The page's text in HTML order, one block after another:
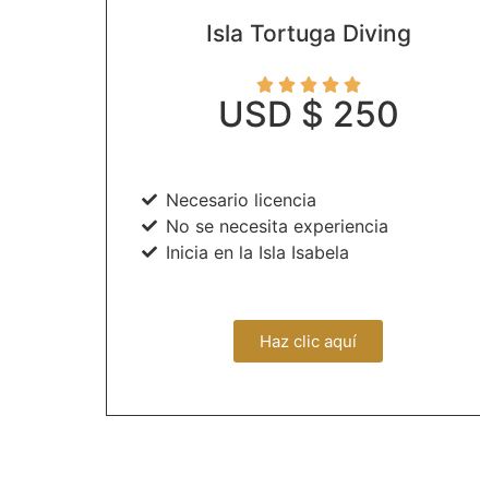
Isla Tortuga Diving
    
USD $ 250
Necesario licencia
No se necesita experiencia
Inicia en la Isla Isabela
Haz clic aquí